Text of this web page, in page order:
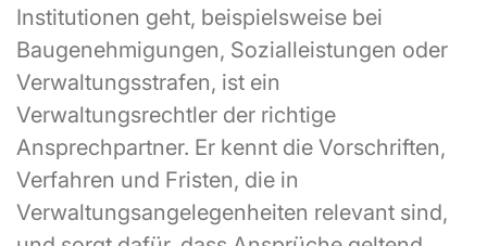
Institutionen geht, beispielsweise bei
Baugenehmigungen, Sozialleistungen oder
Verwaltungsstrafen, ist ein
Verwaltungsrechtler der richtige
Ansprechpartner. Er kennt die Vorschriften,
Verfahren und Fristen, die in
Verwaltungsangelegenheiten relevant sind,